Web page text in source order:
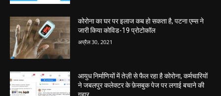
कोरोना का घर पर इलाज कब हो सकता है, पटना एम्स ने
जारी किया कोविड-19 प्रोटोकॉल
अप्रैल 30, 2021
आयुध निर्माणियों में तेज़ी से फैल रहा है कोरोना, कर्मचारियों
ने जबलपुर कलेक्टर के फ़ेसबुक पेज पर लगाई बचाने की